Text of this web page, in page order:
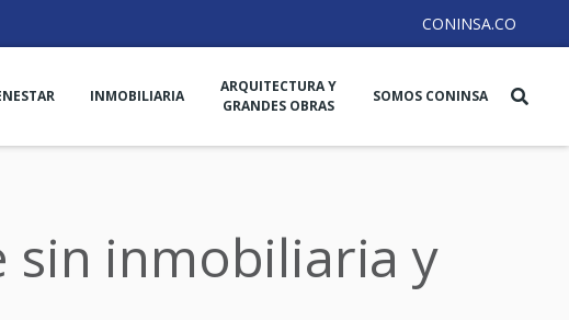
CONINSA.CO
INMOBILIARIA
ARQUITECTURA Y
GRANDES OBRAS
SOMOS CONINSA
sin inmobiliaria y